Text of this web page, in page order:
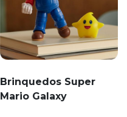
Brinquedos Super
Mario Galaxy